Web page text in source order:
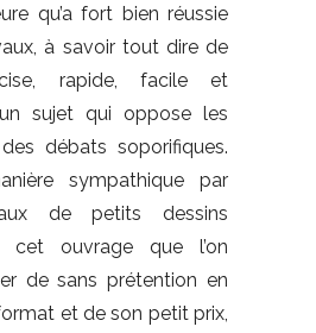
qu’a fort bien réussie
à savoir tout dire de
rapide, facile et
sujet qui oppose les
débats soporifiques.
sympathique par
de petits dessins
cet ouvrage que l’on
de sans prétention en
et de son petit prix,